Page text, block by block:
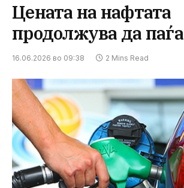
Цената на нафтата
продолжува да паѓа
16.06.2026 во 09:38 2 Mins Read